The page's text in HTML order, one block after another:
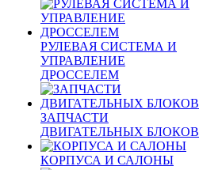
РУЛЕВАЯ СИСТЕМА И
УПРАВЛЕНИЕ
ДРОССЕЛЕМ
ЗАПЧАСТИ
ДВИГАТЕЛЬНЫХ БЛОКОВ
КОРПУСА И САЛОНЫ